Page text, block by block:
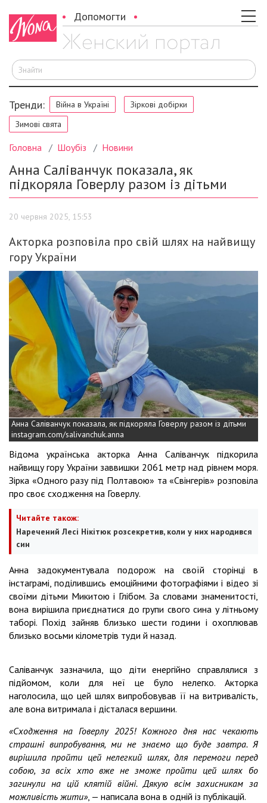
Допомогти
Тренди: Війна в Україні
Зіркові добірки
Зимові свята
Головна Шоубіз Новини
Анна Саліванчук показала, як
підкоряла Говерлу разом із дітьми
20 червня 2025, 15:53
Акторка розповіла про свій шлях на найвищу
гору України
Анна Саліванчук показала, як підкоряла Говерлу разом із дітьми
instagram.com/salivanchuk.anna
Відома українська акторка Анна Саліванчук підкорила
найвищу гору України заввишки 2061 метр над рівнем моря.
Зірка «Одного разу під Полтавою» та «Свінгерів» розповіла
про своє сходження на Говерлу.
Читайте також:
Наречений Лесі Нікітюк розсекретив, коли у них народився
син
Анна задокументувала подорож на своїй сторінці в
інстаграмі, поділившись емоційними фотографіями і відео зі
своїми дітьми Микитою і Глібом. За словами знаменитості,
вона вирішила приєднатися до групи свого сина у літньому
таборі. Похід зайняв близько шести години і охоплював
близько восьми кілометрів туди й назад.
Саліванчук зазначила, що діти енергійно справлялися з
підйомом, коли для неї це було нелегко. Акторка
наголосила, що цей шлях випробовував її на витривалість,
але вона витримала і дісталася вершини.
«Сходження на Говерлу 2025! Кожного дня нас чекають
страшні випробування, ми не знаємо що буде завтра. Я
вирішила пройти цей нелегкий шлях, для перемоги перед
собою, за всіх хто вже не зможе пройти цей шлях бо
загинули на цій клятій війні. Дякую всім захисникам за
можливість жити», — написала вона в одній із публікацій.